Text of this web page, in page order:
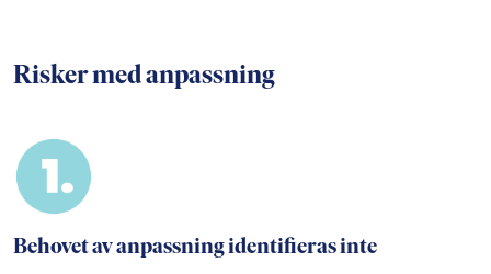
Risker med anpassning
Behovet av anpassning identifieras inte